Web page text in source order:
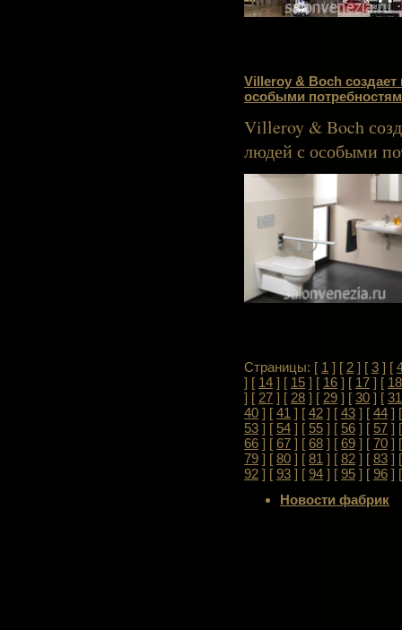
Villeroy & Boch
особыми
Villeroy & Boch
людей с особыми
Страницы: [ 1 ] [ 2 ] [ 3 ] [
] [ 14 ] [ 15 ] [ 16 ] [ 17 ] [ 18
] [ 27 ] [ 28 ] [ 29 ] [ 30 ] [ 31
40 ] [ 41 ] [ 42 ] [ 43 ] [ 44 ]
53 ] [ 54 ] [ 55 ] [ 56 ] [ 57 ]
66 ] [ 67 ] [ 68 ] [ 69 ] [ 70 ]
79 ] [ 80 ] [ 81 ] [ 82 ] [ 83 ]
92 ] [ 93 ] [ 94 ] [ 95 ] [ 96 ]
Новости фабрик